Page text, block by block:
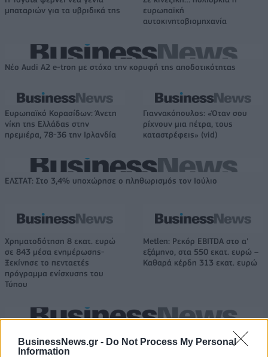
BusinessNews.gr - Do Not Process My Personal
Information
μπαταριών για τα υβριδικά της
ευρωπαϊκή
αυτοκινητοβιομηχανία
Νέο Audi A2 e-tron με στόχο την κορυφή της αποδοτικότητας
Ευρωπαϊκό Κορασίδων: Άνετη
νίκη της Ελλάδας στην
πρεμιέρα, 78-36 την Ιρλανδία
Γιαννακόπουλος: «Όταν σου
ρίχνουν μια πέτρα, τους
καταστρέφεις» (vid)
ΕΛΣΤΑΤ: Στο 3,4% υποχώρησε ο πληθωρισμός τον Ιούλιο
Χρηματοδότηση 8 εκατ. ευρώ
σε 843 μέσα ενημέρωσης-
Ξεκίνησε το πενταετές
πρόγραμμα ενίσχυσης του
Τύπου
Metlen: Ρεκόρ EBITDA στο α'
εξάμηνο, στα 550 εκατ. ευρώ –
Καθαρά κέρδη 313 εκατ. ευρώ